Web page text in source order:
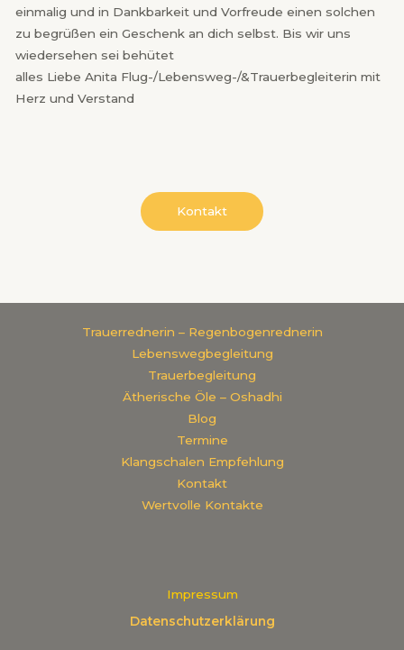
einmalig und in Dankbarkeit und Vorfreude einen solchen
zu begrüßen ein Geschenk an dich selbst. Bis wir uns
wiedersehen sei behütet
alles Liebe Anita Flug-/Lebensweg-/&Trauerbegleiterin mit
Herz und Verstand
Kontakt
Trauerrednerin – Regenbogenrednerin
Lebenswegbegleitung
Trauerbegleitung
Ätherische Öle – Oshadhi
Blog
Termine
Klangschalen Empfehlung
Kontakt
Wertvolle Kontakte
Impressum
Datenschutzerklärung